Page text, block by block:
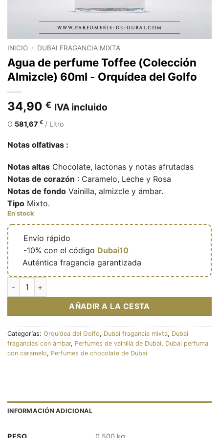
INICIO / DUBAI FRAGANCIA MIXTA
Agua de perfume Toffee (Colección
Almizcle) 60ml - Orquídea del Golfo
34,90 € IVA incluido
O 581,67 € / Litro
Notas olfativas :
Notas altas Chocolate, lactonas y notas afrutadas
Notas de corazón : Caramelo, Leche y Rosa
Notas de fondo Vainilla, almizcle y ámbar.
Tipo Mixto.
En stock
Envío rápido
-10% con el código Dubai10
Auténtica fragancia garantizada
Eau de parfum Toffee (Musk Collection) 60ml - Gulf Orchid
AÑADIR A LA CESTA
Categorías: Orquídea del Golfo, Dubai fragancia mixta, Dubai
fragancias con ámbar, Perfumes de vainilla de Dubai, Dubai perfuma
con caramelo, Perfumes de chocolate de Dubai
INFORMACIÓN ADICIONAL
PESO 0,500 kg